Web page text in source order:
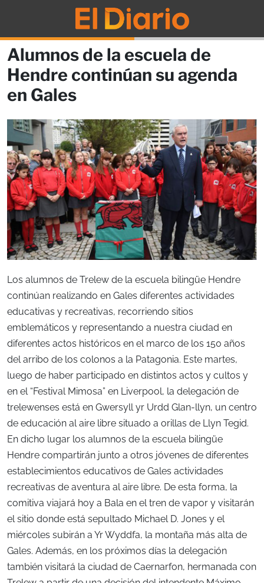
Alumnos de la escuela de
Hendre continúan su agenda
en Gales
Los alumnos de Trelew de la escuela bilingüe Hendre
continúan realizando en Gales diferentes actividades
educativas y recreativas, recorriendo sitios
emblemáticos y representando a nuestra ciudad en
diferentes actos históricos en el marco de los 150 años
del arribo de los colonos a la Patagonia. Este martes,
luego de haber participado en distintos actos y cultos y
en el “Festival Mimosa” en Liverpool, la delegación de
trelewenses está en Gwersyll yr Urdd Glan-llyn, un centro
de educación al aire libre situado a orillas de Llyn Tegid.
En dicho lugar los alumnos de la escuela bilingüe
Hendre compartirán junto a otros jóvenes de diferentes
establecimientos educativos de Gales actividades
recreativas de aventura al aire libre. De esta forma, la
comitiva viajará hoy a Bala en el tren de vapor y visitarán
el sitio donde está sepultado Michael D. Jones y el
miércoles subirán a Yr Wyddfa, la montaña más alta de
Gales. Además, en los próximos días la delegación
también visitará la ciudad de Caernarfon, hermanada con